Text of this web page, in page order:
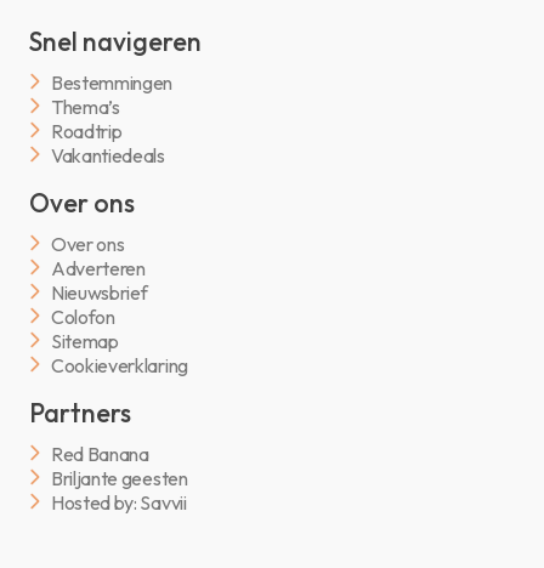
Snel navigeren
Bestemmingen
Thema’s
Roadtrip
Vakantiedeals
Over ons
Over ons
Adverteren
Nieuwsbrief
Colofon
Sitemap
Cookieverklaring
Partners
Red Banana
Briljante geesten
Hosted by: Savvii